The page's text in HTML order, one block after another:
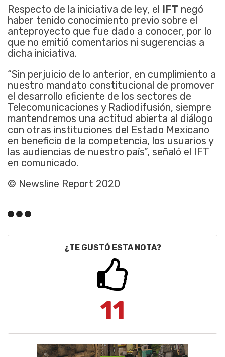
Respecto de la iniciativa de ley, el IFT negó
haber tenido conocimiento previo sobre el
anteproyecto que fue dado a conocer, por lo
que no emitió comentarios ni sugerencias a
dicha iniciativa.
“Sin perjuicio de lo anterior, en cumplimiento a
nuestro mandato constitucional de promover
el desarrollo eficiente de los sectores de
Telecomunicaciones y Radiodifusión, siempre
mantendremos una actitud abierta al diálogo
con otras instituciones del Estado Mexicano
en beneficio de la competencia, los usuarios y
las audiencias de nuestro país”, señaló el IFT
en comunicado.
© Newsline Report 2020
¿TE GUSTÓ ESTA NOTA?
11